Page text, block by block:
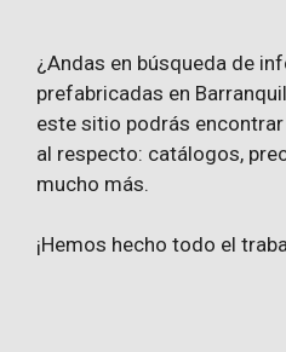
¿Andas en búsqueda de
prefabricadas en
este sitio podrás
al respecto: catálogos,
mucho más.
¡Hemos hecho todo el